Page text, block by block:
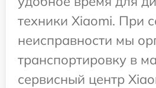
техники Xiaomi. При
неисправности мы
транспортировку в
сервисный центр